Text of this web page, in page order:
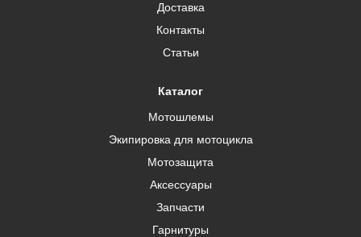
Доставка
Контакты
Статьи
Каталог
Мотошлемы
Экипировка для мотоцикла
Мотозащита
Аксессуары
Запчасти
Гарнитуры